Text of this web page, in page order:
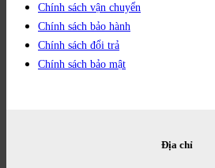
Chính sách vận chuyển
Chính sách bảo hành
Chính sách đổi trả
Chính sách bảo mật
Địa chỉ